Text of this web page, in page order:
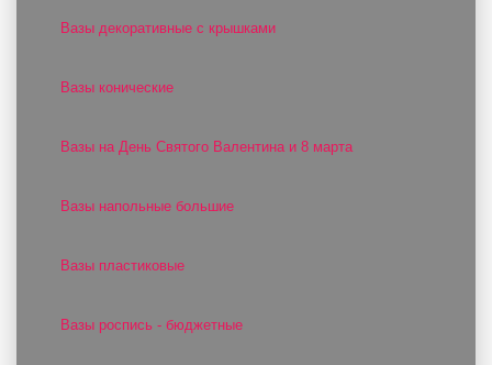
Вазы декоративные с крышками
Вазы конические
Вазы на День Святого Валентина и 8 марта
Вазы напольные большие
Вазы пластиковые
Вазы роспись - бюджетные